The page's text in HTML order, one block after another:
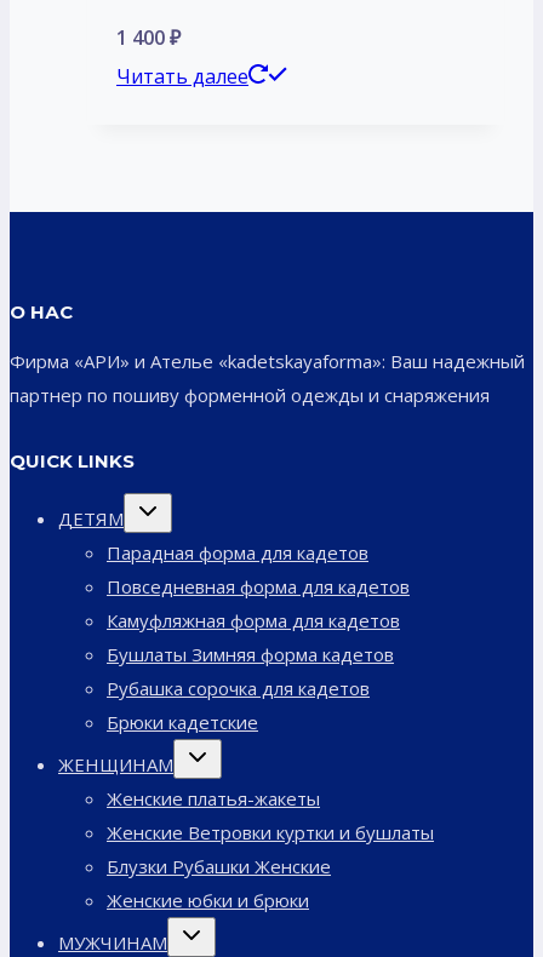
1 400₽
Читать далее
О НАС
Фирма «АРИ» и Ателье «kadetskayaforma»: Ваш надежный
партнер по пошиву форменной одежды и снаряжения
QUICK LINKS
ДЕТЯМ
Переключить
Парадная форма для кадетов
Повседневная форма для кадетов
Камуфляжная форма для кадетов
Бушлаты Зимняя форма кадетов
Рубашка сорочка для кадетов
Брюки кадетские
ЖЕНЩИНАМ
Переключить
Женские платья-жакеты
Женские Ветровки куртки и бушлаты
Блузки Рубашки Женские
Женские юбки и брюки
МУЖЧИНАМ
Переключить